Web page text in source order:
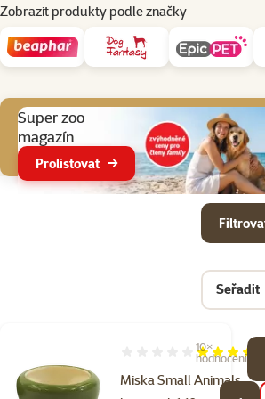
Zobrazit produkty podle značky
Super zoo
magazín
Prolistovat
Seřadit
Produkty v kategorii Potřeby pro krmení
Miska Small Animals
Hodnocení 96%, počet
10×
hodnocení